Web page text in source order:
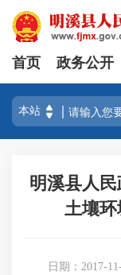
首页 政务公开
明溪县人
土壤
日期：2017-